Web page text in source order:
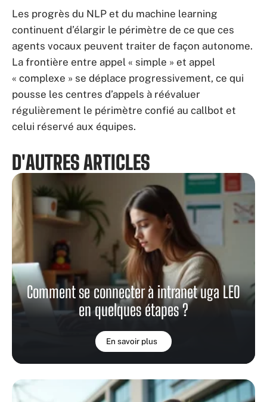
Les progrès du NLP et du machine learning
continuent d’élargir le périmètre de ce que ces
agents vocaux peuvent traiter de façon autonome.
La frontière entre appel « simple » et appel
« complexe » se déplace progressivement, ce qui
pousse les centres d’appels à réévaluer
régulièrement le périmètre confié au callbot et
celui réservé aux équipes.
D'AUTRES ARTICLES
Comment se connecter à intranet uga LEO
en quelques étapes ?
En savoir plus